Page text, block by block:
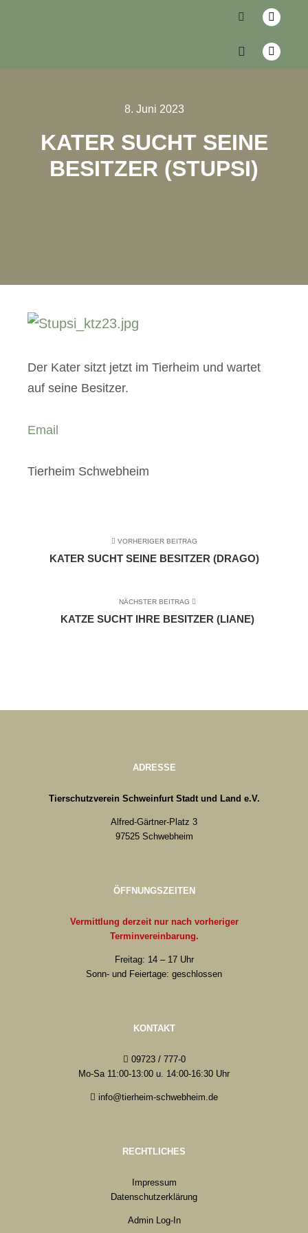
8. Juni 2023
KATER SUCHT SEINE
BESITZER (STUPSI)
Der Kater sitzt jetzt im Tierheim und wartet
auf seine Besitzer.
Email
Tierheim Schwebheim
VORHERIGER BEITRAG
KATER SUCHT SEINE BESITZER (DRAGO)
NÄCHSTER BEITRAG
KATZE SUCHT IHRE BESITZER (LIANE)
ADRESSE
Tierschutzverein Schweinfurt Stadt und Land e.V.
Alfred-Gärtner-Platz 3
97525 Schwebheim
ÖFFNUNGSZEITEN
Vermittlung derzeit nur nach vorheriger
Terminvereinbarung.
Freitag: 14 – 17 Uhr
Sonn- und Feiertage: geschlossen
KONTAKT
09723 / 777-0
Mo-Sa 11:00-13:00 u. 14:00-16:30 Uhr
info@tierheim-schwebheim.de
RECHTLICHES
Impressum
Datenschutzerklärung
Admin Log-In